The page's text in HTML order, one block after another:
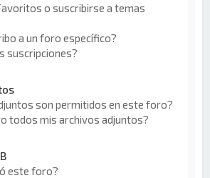
o suscribirse a temas
a un foro específico?
suscripciones?
son permitidos en este foro?
todos mis archivos adjuntos?
este foro?